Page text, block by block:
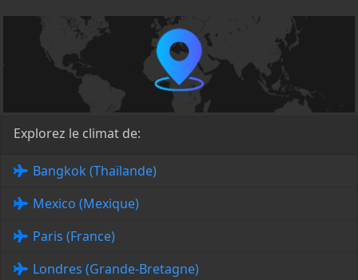
Explorez le climat de:
Bangkok (Thaïlande)
Mexico (Mexique)
Paris (France)
Londres (Grande-Bretagne)